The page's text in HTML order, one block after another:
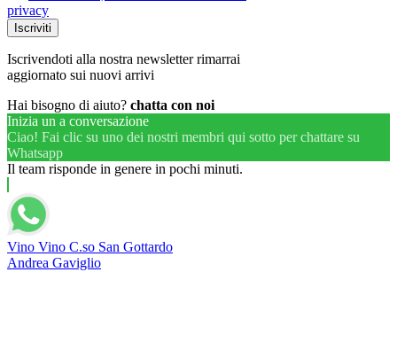
privacy
Iscrivendoti alla nostra newsletter rimarrai
aggiornato sui nuovi arrivi
Hai bisogno di aiuto? chatta con noi
Inizia un a conversazione
Ciao! Fai clic su uno dei nostri membri qui sotto per chattare su
Whatsapp
Il team risponde in genere in pochi minuti.
Vino Vino C.so San Gottardo
Andrea Gaviglio